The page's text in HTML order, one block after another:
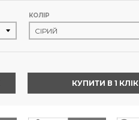
КОЛІР
КУПИТИ В 1 КЛІК